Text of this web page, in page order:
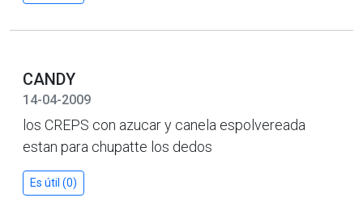
CANDY
14-04-2009
los CREPS con azucar y canela espolvereada
estan para chupatte los dedos
Es útil (0)